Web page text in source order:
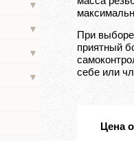
▼
▼
▼
▼
При
приятный
себе или
Цена